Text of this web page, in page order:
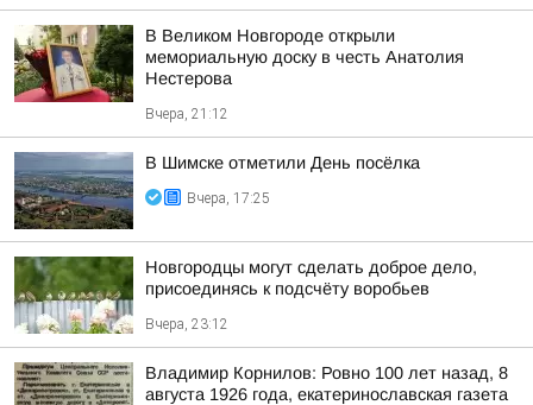
В Великом Новгороде открыли
мемориальную доску в честь Анатолия
Нестерова
Вчера, 21:12
В Шимске отметили День посёлка
Вчера, 17:25
Новгородцы могут сделать доброе дело,
присоединясь к подсчёту воробьев
Вчера, 23:12
Владимир Корнилов: Ровно 100 лет назад, 8
августа 1926 года, екатеринославская газета